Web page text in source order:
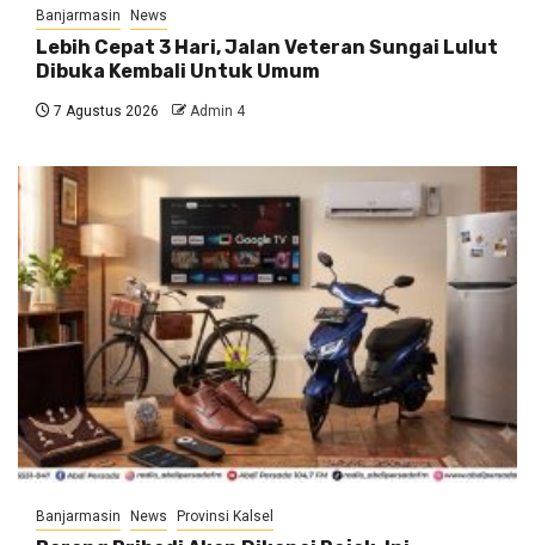
Banjarmasin News
Lebih Cepat 3 Hari, Jalan Veteran Sungai Lulut
Dibuka Kembali Untuk Umum
7 Agustus 2026 Admin 4
Banjarmasin News Provinsi Kalsel